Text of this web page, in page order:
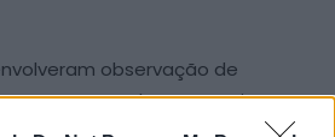
observação de
sessões demonstrativas
interpretação de